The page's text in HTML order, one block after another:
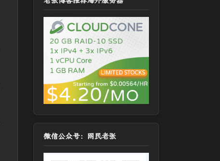
微信公众号：网民老张